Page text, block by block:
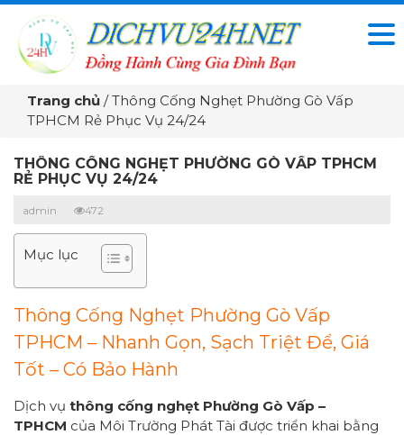
Trang chủ /Thông Cống Nghẹt Phường Gò Vấp
TPHCM Rẻ Phục Vụ 24/24
THÔNG CỐNG NGHẸT PHƯỜNG GÒ VẤP TPHCM
RẺ PHỤC VỤ 24/24
admin 472
Mục lục
Thông Cống Nghẹt Phường Gò Vấp
TPHCM – Nhanh Gọn, Sạch Triệt Để, Giá
Tốt – Có Bảo Hành
Dịch vụ thông cống nghẹt Phường Gò Vấp –
TPHCM của Môi Trường Phát Tài được triển khai bằng